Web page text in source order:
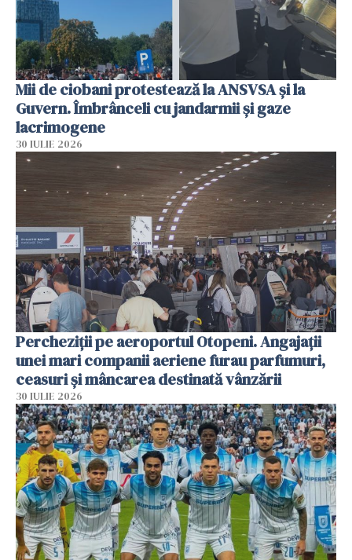
Mii de ciobani protestează la ANSVSA și la
Guvern. Îmbrânceli cu jandarmii și gaze
lacrimogene
30 IULIE 2026
Percheziții pe aeroportul Otopeni. Angajații
unei mari companii aeriene furau parfumuri,
ceasuri și mâncarea destinată vânzării
30 IULIE 2026